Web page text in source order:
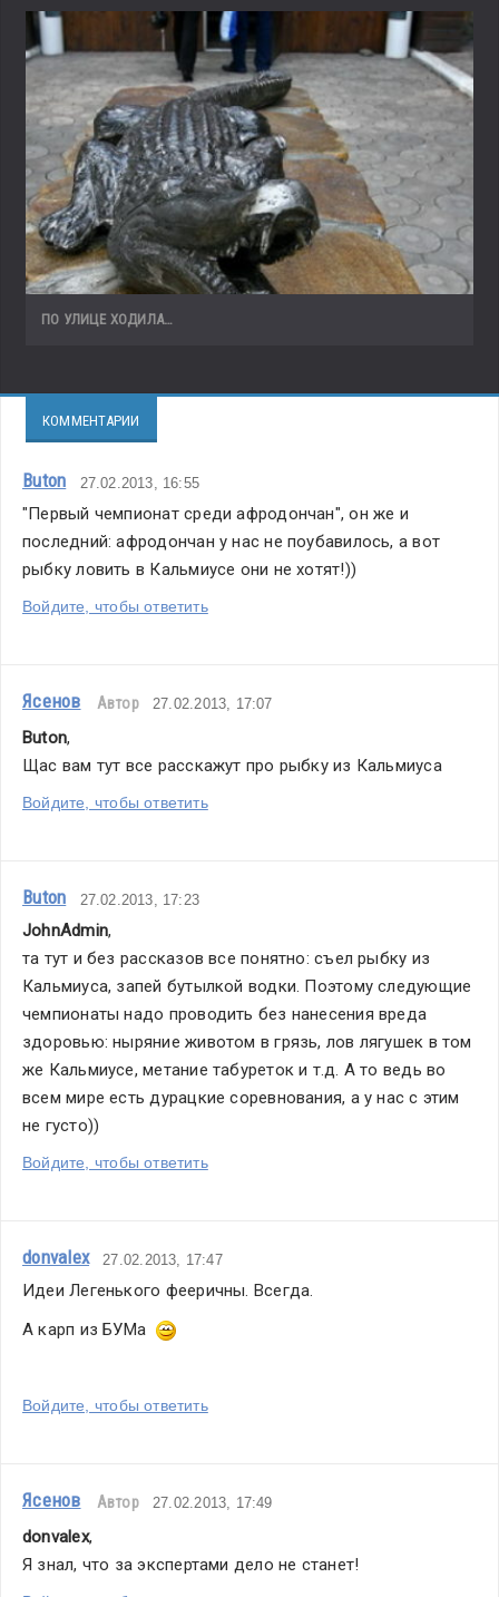
ПО УЛИЦЕ ХОДИЛА…
КОММЕНТАРИИ
Buton 27.02.2013, 16:55
"Первый чемпионат среди афродончан", он же и
последний: афродончан у нас не поубавилось, а вот
рыбку ловить в Кальмиусе они не хотят!))
Войдите, чтобы ответить
Ясенов Автор 27.02.2013, 17:07
Buton,
Щас вам тут все расскажут про рыбку из Кальмиуса
Войдите, чтобы ответить
Buton 27.02.2013, 17:23
JohnAdmin,
та тут и без рассказов все понятно: съел рыбку из
Кальмиуса, запей бутылкой водки. Поэтому следующие
чемпионаты надо проводить без нанесения вреда
здоровью: ныряние животом в грязь, лов лягушек в том
же Кальмиусе, метание табуреток и т.д. А то ведь во
всем мире есть дурацкие соревнования, а у нас с этим
не густо))
Войдите, чтобы ответить
donvalex 27.02.2013, 17:47
Идеи Легенького фееричны. Всегда.
А карп из БУМа
Войдите, чтобы ответить
Ясенов Автор 27.02.2013, 17:49
donvalex,
Я знал, что за экспертами дело не станет!